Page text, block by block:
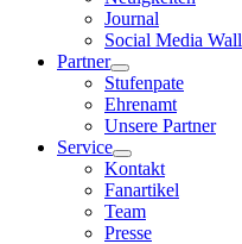
Journal
Social Media Wall
Partner
Stufenpate
Ehrenamt
Unsere Partner
Service
Kontakt
Fanartikel
Team
Presse